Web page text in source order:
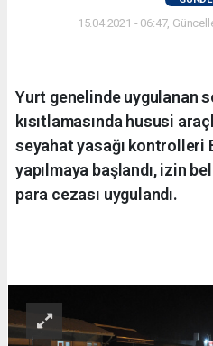
15.04.2021 - 06:47,
Yurt genelinde uygulanan
kısıtlamasında hususi
seyahat yasağı kontrolleri
yapılmaya başlandı, izin
para cezası uygulandı.